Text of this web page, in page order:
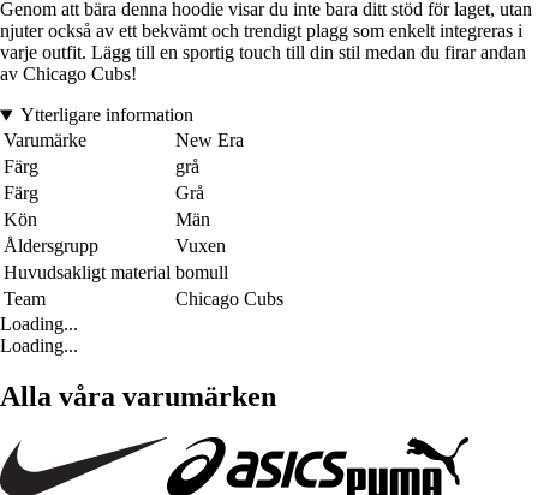
Genom att bära denna hoodie visar du inte bara ditt stöd för laget, utan
njuter också av ett bekvämt och trendigt plagg som enkelt integreras i
varje outfit. Lägg till en sportig touch till din stil medan du firar andan
av Chicago Cubs!
Ytterligare information
Varumärke
New Era
Färg
grå
Färg
Grå
Kön
Män
Åldersgrupp
Vuxen
Huvudsakligt material bomull
Team
Chicago Cubs
Loading...
Loading...
Alla våra varumärken